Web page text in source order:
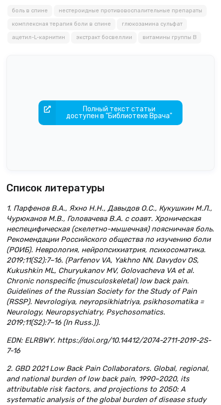
боль в спине нестероидные противовоспалительные препараты
комплексная терапия боли в спине глюкозамина сульфат
ацетил-L-карнитин экстракт босвеллии витамины группы B
Полный текст статьи
доступен в "Библиотеке Врача"
Список литературы
1. Парфенов В.А., Яхно Н.Н., Давыдов О.С., Кукушкин М.Л.,
Чурюканов М.В., Головачева В.А. с соавт. Хроническая
неспецифическая (скелетно-мышечная) поясничная боль.
Рекомендации Российского общества по изучению боли
(РОИБ). Неврология, нейропсихиатрия, психосоматика.
2019;11(S2):7–16. (Parfenov VA, Yakhno NN, Davydov OS,
Kukushkin ML, Churyukanov MV, Golovacheva VA et al.
Chronic nonspecific (musculoskeletal) low back pain.
Guidelines of the Russian Society for the Study of Pain
(RSSP). Nevrologiya, neyropsikhiatriya, psikhosomatika =
Neurology, Neuropsychiatry, Psychosomatics.
2019;11(S2):7–16 (In Russ.)).
EDN: ELRBWY. https://doi.org/10.14412/2074-2711-2019-2S-
7-16
2. GBD 2021 Low Back Pain Collaborators. Global, regional,
and national burden of low back pain, 1990–2020, its
attributable risk factors, and projections to 2050: A
systematic analysis of the global burden of disease study